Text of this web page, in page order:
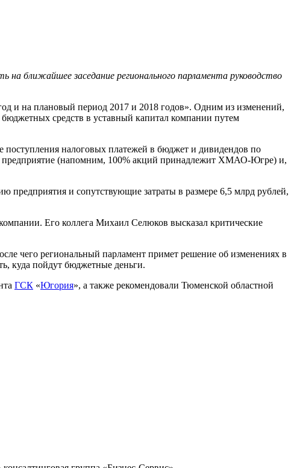
ближайшее заседание регионального парламента руководство
и на плановый период 2017 и 2018 годов». Одним из изменений,
средств в уставный капитал компании путем
поступления налоговых платежей в бюджет и дивидендов по
предприятие (напомним, 100% акций принадлежит ХМАО-Югре) и,
предприятия и сопутствующие затраты в размере 6,5 млрд рублей,
Его коллега Михаил Селюков высказал критические
чего региональный парламент примет решение об изменениях в
куда пойдут бюджетные деньги.
ГСК «Югория», а также рекомендовали Тюменской областной